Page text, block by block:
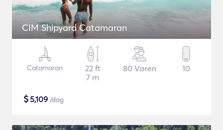
CIM Shipyard Catamaran
Catamaran
22 ft
7 m
80 Varen 10
$5,109 /dag